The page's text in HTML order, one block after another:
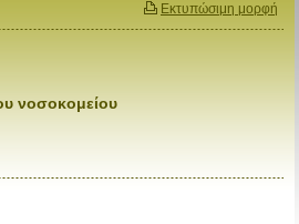
Εκτυπώσιμη μορφή
νοσοκομείου